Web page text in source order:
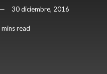
30 diciembre, 2016
read